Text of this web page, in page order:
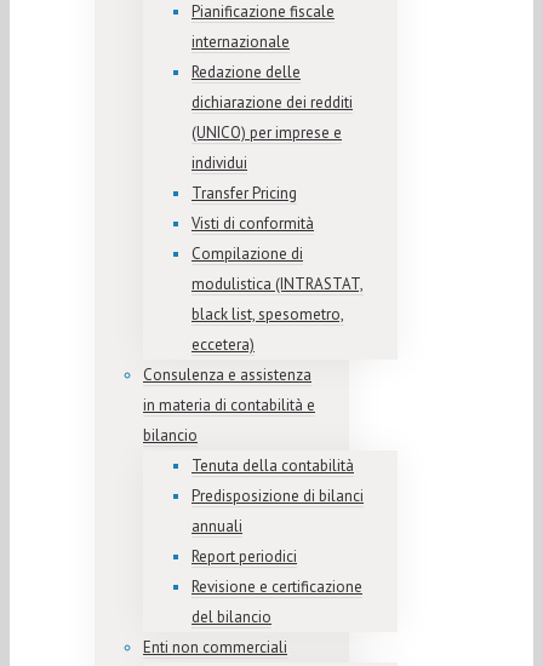
Pianificazione fiscale
internazionale
Redazione delle
dichiarazione dei redditi
(UNICO) per imprese e
individui
Transfer Pricing
Visti di conformità
Compilazione di
modulistica (INTRASTAT,
black list, spesometro,
eccetera)
Consulenza e assistenza
in materia di contabilità e
bilancio
Tenuta della contabilità
Predisposizione di bilanci
annuali
Report periodici
Revisione e certificazione
del bilancio
Enti non commerciali